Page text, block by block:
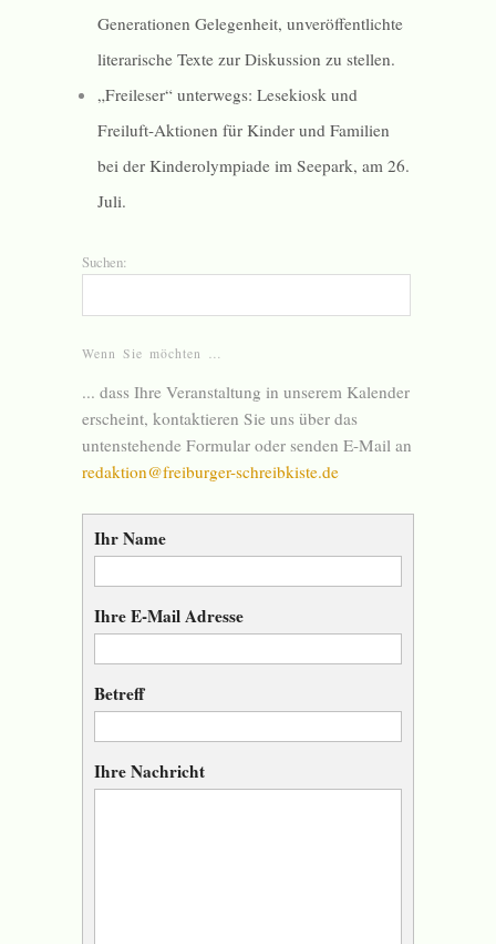
Generationen Gelegenheit, unveröffentlichte
literarische Texte zur Diskussion zu stellen.
„Freileser“ unterwegs: Lesekiosk und
Freiluft-Aktionen für Kinder und Familien
bei der Kinderolympiade im Seepark, am 26.
Juli.
Suchen:
Wenn Sie möchten …
... dass Ihre Veranstaltung in unserem Kalender
erscheint, kontaktieren Sie uns über das
untenstehende Formular oder senden E-Mail an
redaktion@freiburger-schreibkiste.de
Ihr Name
Ihre E-Mail Adresse
Betreff
Ihre Nachricht